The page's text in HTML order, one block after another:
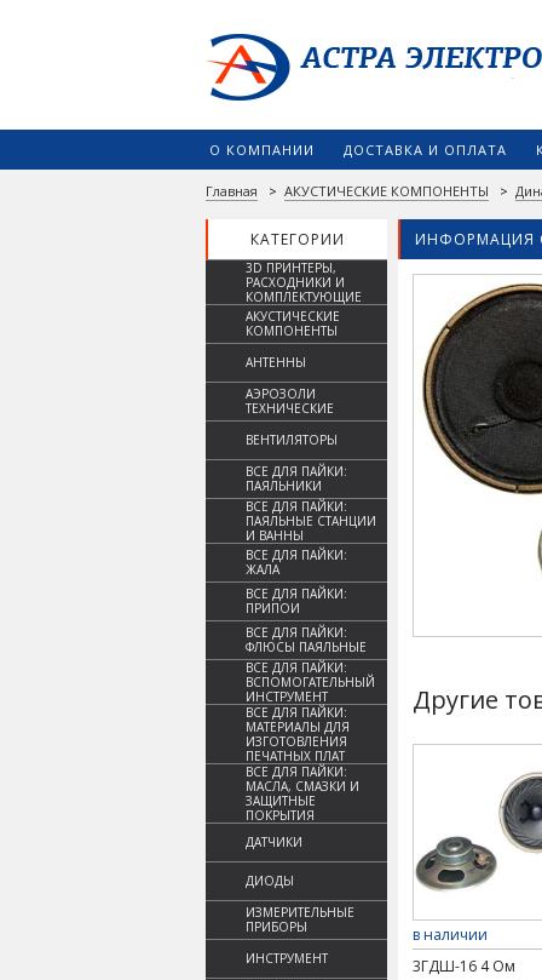
О КОМПАНИИ ДОСТАВКА И ОПЛАТА
Главная > АКУСТИЧЕСКИЕ КОМПОНЕНТЫ >
КАТЕГОРИИ ИНФОРМАЦИЯ
3D ПРИНТЕРЫ,
РАСХОДНИКИ И
КОМПЛЕКТУЮЩИЕ
АКУСТИЧЕСКИЕ
КОМПОНЕНТЫ
АНТЕННЫ
АЭРОЗОЛИ
ТЕХНИЧЕСКИЕ
ВЕНТИЛЯТОРЫ
ВСЕ ДЛЯ ПАЙКИ:
ПАЯЛЬНИКИ
ВСЕ ДЛЯ ПАЙКИ:
ПАЯЛЬНЫЕ СТАНЦИИ
И ВАННЫ
ВСЕ ДЛЯ ПАЙКИ:
ЖАЛА
ВСЕ ДЛЯ ПАЙКИ:
ПРИПОИ
ВСЕ ДЛЯ ПАЙКИ:
ФЛЮСЫ ПАЯЛЬНЫЕ
ВСЕ ДЛЯ ПАЙКИ:
ВСПОМОГАТЕЛЬНЫЙ
ИНСТРУМЕНТ
ВСЕ ДЛЯ ПАЙКИ:
МАТЕРИАЛЫ ДЛЯ
ИЗГОТОВЛЕНИЯ
ПЕЧАТНЫХ ПЛАТ
ВСЕ ДЛЯ ПАЙКИ:
МАСЛА, СМАЗКИ И
ЗАЩИТНЫЕ
ПОКРЫТИЯ
ДАТЧИКИ
ДИОДЫ
ИЗМЕРИТЕЛЬНЫЕ
ПРИБОРЫ
ИНСТРУМЕНТ
Другие
в наличии
3ГДШ-16 4 Ом